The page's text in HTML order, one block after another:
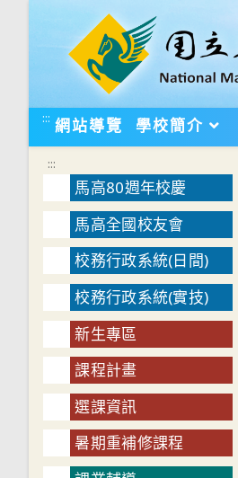
::: 網站導覽 學校簡介
:::
馬高80週年校慶
馬高全國校友會
校務行政系統(日間)
校務行政系統(實技)
新生專區
課程計畫
選課資訊
暑期重補修課程